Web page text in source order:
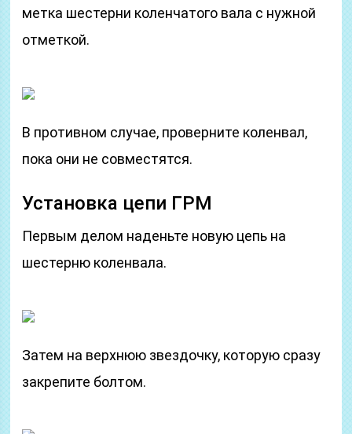
метка шестерни коленчатого вала с нужной
отметкой.
В противном случае, проверните коленвал,
пока они не совместятся.
Установка цепи ГРМ
Первым делом наденьте новую цепь на
шестерню коленвала.
Затем на верхнюю звездочку, которую сразу
закрепите болтом.